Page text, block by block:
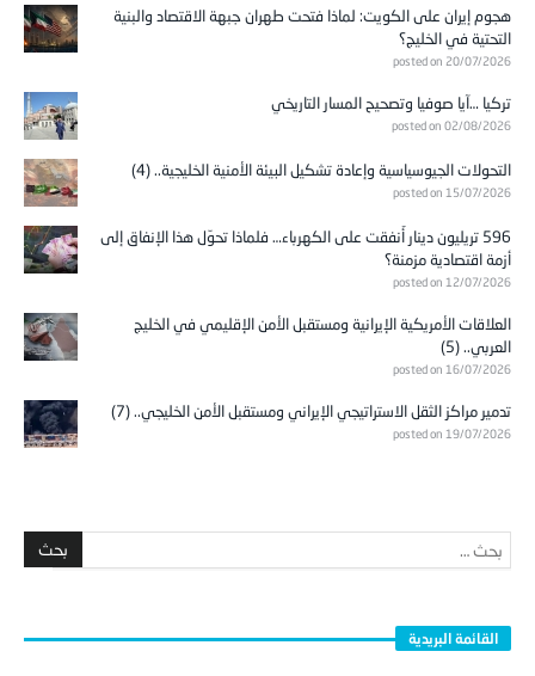
هجوم إيران على الكويت: لماذا فتحت طهران جبهة الاقتصاد والبنية
التحتية في الخليج؟
posted on 20/07/2026
تركيا …آيا صوفيا وتصحيح المسار التاريخي
posted on 02/08/2026
التحولات الجيوسياسية وإعادة تشكيل البيئة الأمنية الخليجية.. (4)
posted on 15/07/2026
596 تريليون دينار أُنفقت على الكهرباء… فلماذا تحوّل هذا الإنفاق إلى
أزمة اقتصادية مزمنة؟
posted on 12/07/2026
العلاقات الأمريكية الإيرانية ومستقبل الأمن الإقليمي في الخليج
العربي.. (5)
posted on 16/07/2026
تدمير مراكز الثقل الاستراتيجي الإيراني ومستقبل الأمن الخليجي.. (7)
posted on 19/07/2026
القائمة البريدية